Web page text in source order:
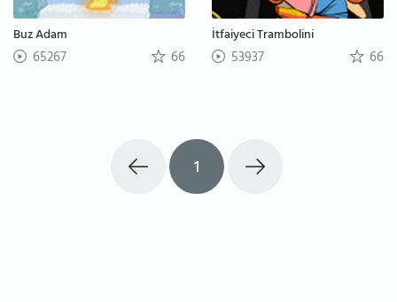
Buz Adam
65267 66
İtfaiyeci Trambolini
53937 66
1